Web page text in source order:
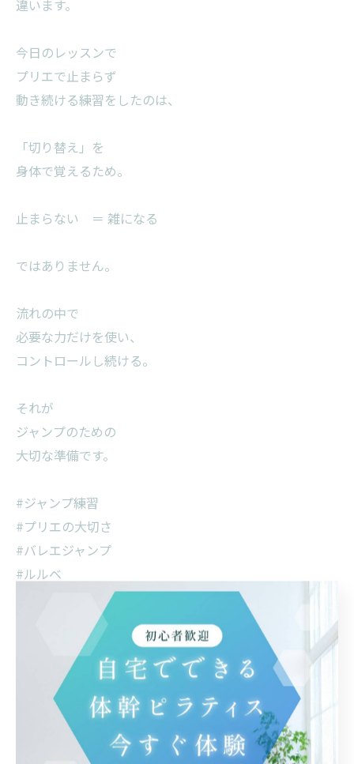
違います。
今日のレッスンで
プリエで止まらず
動き続ける練習をしたのは、
「切り替え」を
身体で覚えるため。
止まらない ＝ 雑になる
ではありません。
流れの中で
必要な力だけを使い、
コントロールし続ける。
それが
ジャンプのための
大切な準備です。
#ジャンプ練習
#プリエの大切さ
#バレエジャンプ
#ルルベ
#動きの切り替え
#止まらない動き
#流れのある動き
#力任せにしない
#大人バレエ
#バレエ基礎
#身体の使い方